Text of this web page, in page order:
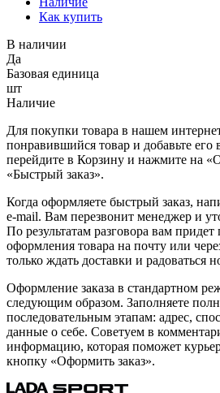
Как купить
В наличии
Да
Базовая единица
шт
Наличие
Для покупки товара в нашем
понравившийся товар и добавьте его
перейдите в Корзину и нажмите на
«Быстрый заказ».
Когда оформляете быстрый заказ,
e-mail. Вам перезвонит менеджер и
По результатам разговора вам
оформления товара на почту или
только ждать доставки и радоваться
Оформление заказа в стандартном
следующим образом. Заполняете
последовательным этапам: адрес,
данные о себе. Советуем в
информацию, которая поможет
кнопку «Оформить заказ».